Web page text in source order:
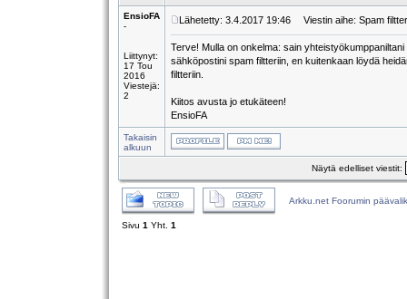
EnsioFA
-
Liittynyt:
17 Tou
2016
Viestejä:
2
Lähetetty: 3.4.2017 19:46 Viestin aihe: Spam
Terve! Mulla on onkelma: sain
sähköpostini spam filtteriin, en kuitenkaan löydä
filtteriin.
Kiitos avusta jo etukäteen!
EnsioFA
Takaisin
alkuun
Näytä edelliset viestit:
Arkku.net Foorumin
Sivu 1 Yht. 1